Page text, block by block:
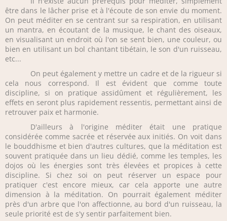
être dans le lâcher prise et à l'écoute de son envie du moment.
On peut méditer en se centrant sur sa respiration, en utilisant
un mantra, en écoutant de la musique, le chant des oiseaux,
en visualisant un endroit où l'on se sent bien, une couleur, ou
bien en utilisant un bol chantant tibétain, le son d'un ruisseau,
etc...
On peut également y mettre un cadre et de la rigueur si
cela nous correspond. Il est évident que comme toute
discipline, si on pratique assidûment et régulièrement, les
effets en seront plus rapidement ressentis, permettant ainsi de
retrouver paix et harmonie.
D'ailleurs à l'origine méditer était une pratique
considérée comme sacrée et réservée aux initiés. On voit dans
le bouddhisme et bien d'autres cultures, que la méditation est
souvent pratiquée dans un lieu dédié, comme les temples, les
dojos où les énergies sont très élevées et propices à cette
discipline. Si chez soi on peut réserver un espace pour
pratiquer c'est encore mieux, car cela apporte une autre
dimension à la méditation. On pourrait également méditer
près d'un arbre que l'on affectionne, au bord d'un ruisseau, la
seule priorité est de s'y sentir parfaitement bien.